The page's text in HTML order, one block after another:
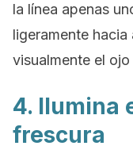
la línea apenas
ligeramente hacia
visualmente el
4. Ilumina
frescura